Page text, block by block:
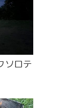
ソロテ